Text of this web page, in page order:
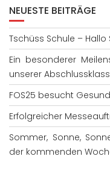
NEUESTE BEITRÄGE
Tschüss Schule – Hallo
Ein besonderer
unserer
FOS25 besucht
Erfolgreicher
Sommer, Sonne,
der kommenden